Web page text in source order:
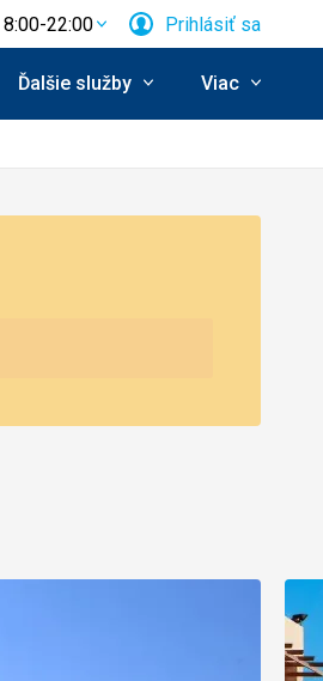
22:00 Prihlásiť sa
Ďalšie služby Viac